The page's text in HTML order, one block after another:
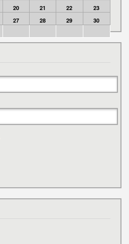
20 21 22
23
27 28 29
30